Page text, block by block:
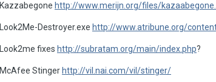
Kazzabegone http://www.merijn.org/files/
Look2Me-Destroyer.exe http://www.atribune.org/
Look2me fixes http://subratam.org/main/index.php?
McAfee Stinger http://vil.nai.com/vil/stinger/